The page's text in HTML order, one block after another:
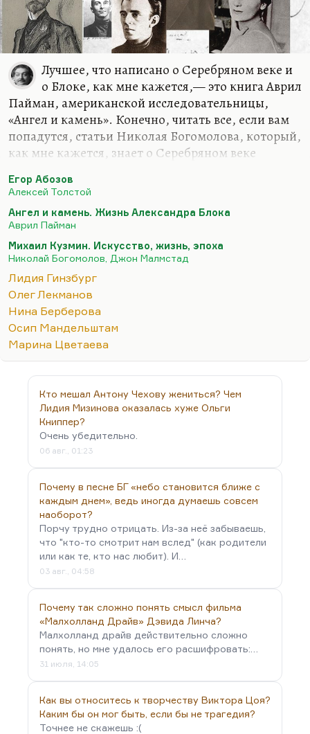
Лучшее, что написано о Серебряном веке и
о Блоке, как мне кажется,— это книга Аврил
Пайман, американской исследовательницы,
«Ангел и камень». Конечно, читать все, если вам
попадутся, статьи Николая Богомолова, который,
как мне кажется, знает о Серебряном веке
впрочем, естественно — ему доступно большее
книгой Богомолова и Малмстада о Михаиле
Кузмине. Конечно, о Мандельштаме надо читать
всё, что писала Лидия Гинзбург.
Что касается биографических работ, то их ведь
очень много сейчас есть за последнее время — в
диапазоне от Лекманова, от его работ о
Мандельштаме и Есенине, до Берберовой,
которая…
Егор Абозов
Алексей Толстой
Ангел и камень. Жизнь Александра Блока
Аврил Пайман
Михаил Кузмин. Искусство, жизнь, эпоха
Николай Богомолов, Джон Малмстад
Лидия Гинзбург
Олег Лекманов
Нина Берберова
Осип Мандельштам
Марина Цветаева
Кто мешал Антону Чехову жениться? Чем
Лидия Мизинова оказалась хуже Ольги
Книппер?
Очень убедительно.
06 авг., 01:23
Почему в песне БГ «небо становится ближе с
каждым днем», ведь иногда думаешь совсем
наоборот?
Порчу трудно отрицать. Из-за неё забываешь,
что "кто-то смотрит нам вслед" (как родители
или как те, кто нас любит). И…
03 авг., 04:58
Почему так сложно понять смысл фильма
«Малхолланд Драйв» Дэвида Линча?
Малхолланд драйв действительно сложно
понять, но мне удалось его расшифровать:…
31 июля, 14:05
Как вы относитесь к творчеству Виктора Цоя?
Каким бы он мог быть, если бы не трагедия?
Точнее не скажешь :(